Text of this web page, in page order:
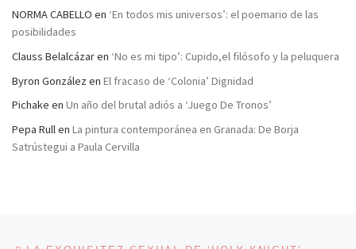
NORMA CABELLO en ‘En todos mis universos’: el poemario de las
posibilidades
Clauss Belalcázaren ‘No es mi tipo’: Cupido,el filósofo y la peluquera
Byron González en El fracaso de ‘Colonia’ Dignidad
Pichake en Un año del brutal adiós a ‘Juego De Tronos’
Pepa Rullen La pintura contemporánea en Granada: De Borja
Satrústegui a Paula Cervilla
Navegación de entradas